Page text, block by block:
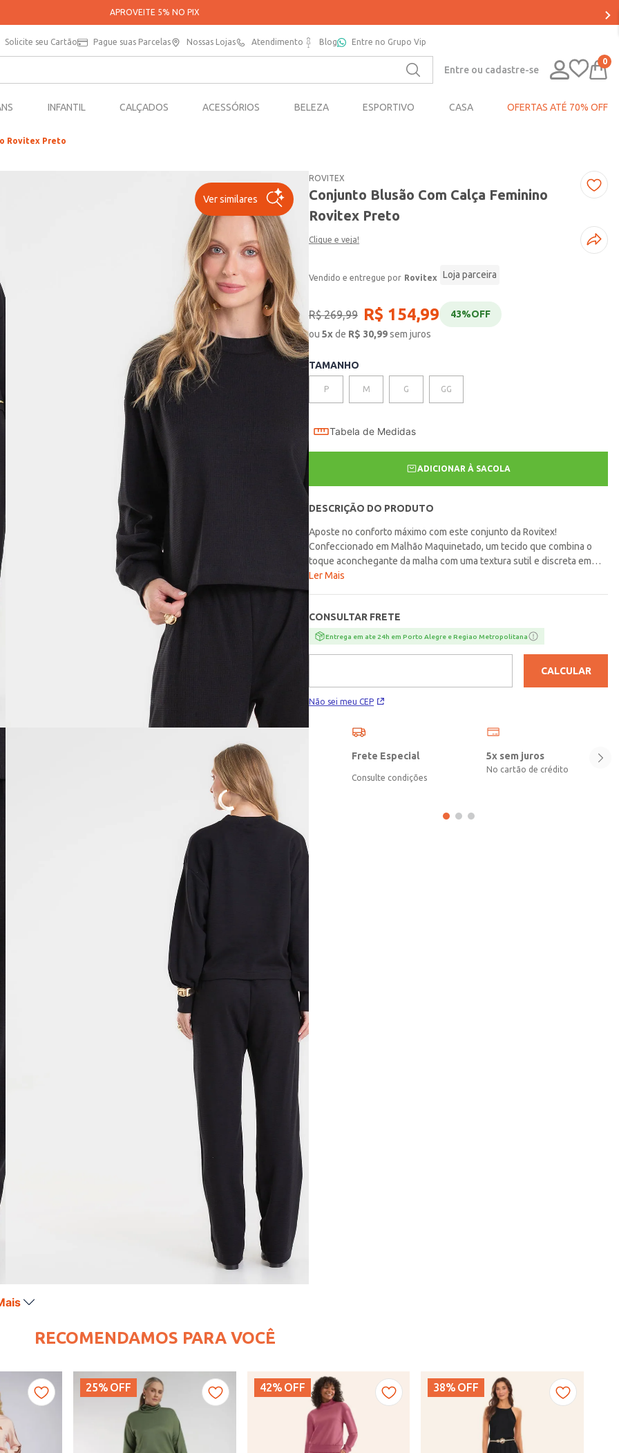
PARCELE SUAS COMPRAS EM ATÉ 5X SEM JUROS*
Solicite seu Cartão Pague suas Parcelas Nossas Lojas Atendimento Blog Entre no Grupo Vip
Entre ou cadastre-se
0
INFANTIL CALÇADOS ACESSÓRIOS BELEZA ESPORTIVO CASA OFERTAS ATÉ 70% OFF
Rovitex Preto
Ver similares
ROVITEX
Conjunto Blusão Com Calça Feminino
Rovitex Preto
Clique e veja!
Rovitex Loja parceira
R$ 269,99 R$ 154,99 43%OFF
ou5xde R$ 30,99sem juros
TAMANHO
P M G GG
Tabela de Medidas
ADICIONAR À SACOLA
DESCRIÇÃO DO PRODUTO
Aposte no conforto máximo com este conjunto da Rovitex!
Confeccionado em Malhão Maquinetado, um tecido que combina o
toque aconchegante da malha com uma textura sutil e discreta em
sua trama (maquinetado). A modelagem ampla do blusão e da calça
esportivo e estiloso. Vista-se de conforto sem abrir mão da elegância.
Ler Mais
CONSULTAR FRETE
Entrega em ate 24h em Porto Alegre e Regiao Metropolitana
Não sei meu CEP
CALCULAR
Frete Especial
Consulte condições
5x sem juros
No cartão de crédito
RECOMENDAMOS PARA VOCÊ
25% OFF 42% OFF 38% OFF